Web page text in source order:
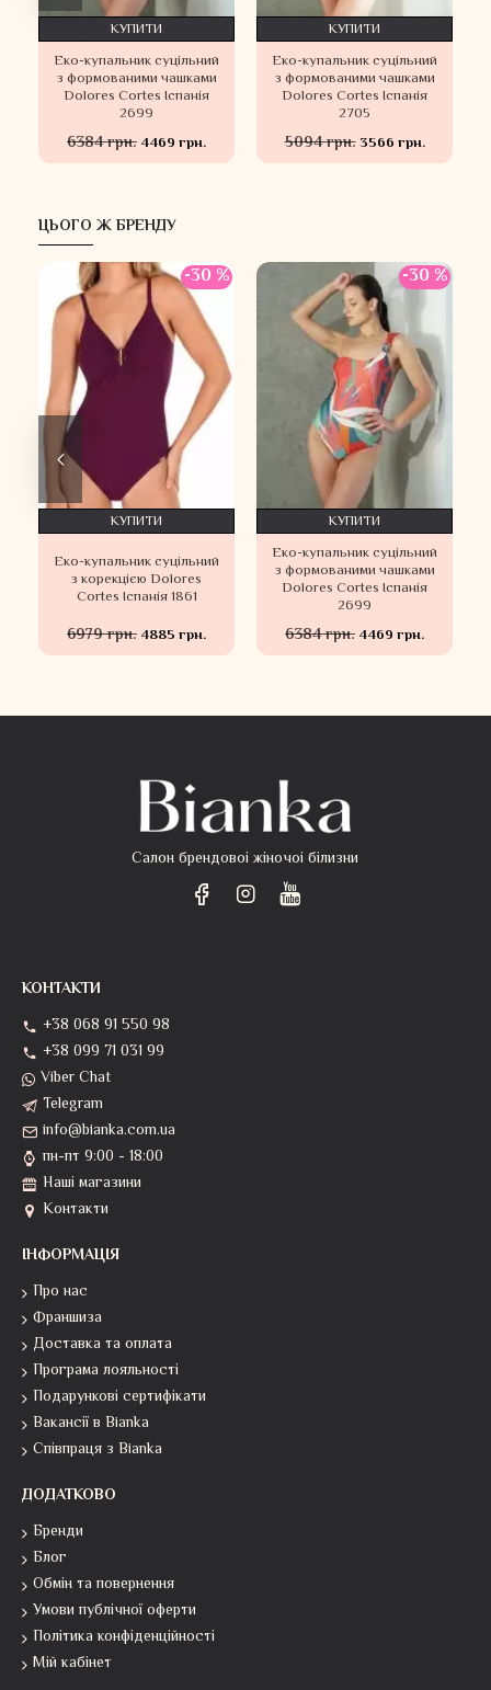
Еко-купальник суцільний
з формованими чашками
Dolores Cortes Іспанія
2699
6384 грн. 4469 грн.
КУПИТИ
Еко-купальник суцільний
з формованими чашками
Dolores Cortes Іспанія
2705
5094 грн. 3566 грн.
КУПИТИ
ЦЬОГО Ж БРЕНДУ
-30 %
Еко-купальник суцільний
з корекцією Dolores
Cortes Іспанія 1861
6979 грн. 4885 грн.
КУПИТИ
-30 %
Еко-купальник суцільний
з формованими чашками
Dolores Cortes Іспанія
2699
6384 грн. 4469 грн.
КУПИТИ
Салон брендовоі жіночоі білизни
КОНТАКТИ
+38 068 91 550 98
+38 099 71 031 99
Viber Chat
Telegram
info@bianka.com.ua
пн-пт 9:00 - 18:00
Наші магазини
Контакти
ІНФОРМАЦІЯ
Про нас
Франшиза
Доставка та оплата
Програма лояльності
Подарункові сертифікати
Вакансії в Bianka
Співпраця з Bianka
ДОДАТКОВО
Бренди
Блог
Обмін та повернення
Умови публічної оферти
Політика конфіденційності
Мій кабінет